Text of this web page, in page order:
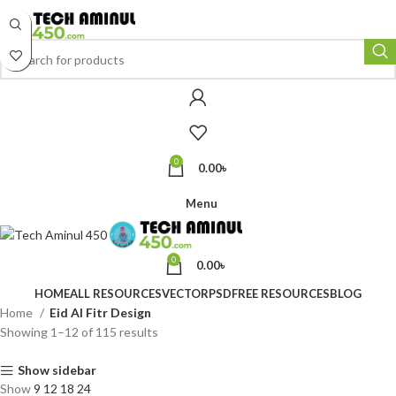
0 0.00৳
Menu
0 0.00৳
HOMEALL RESOURCESVECTORPSDFREE RESOURCESBLOG
Home
Eid Al Fitr Design
Showing 1–12 of 115 results
Show sidebar
Show9 12 18 24